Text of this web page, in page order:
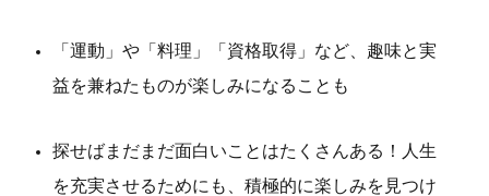
「運動」や「料理」「資格取得」など、趣味と実
益を兼ねたものが楽しみになることも
探せばまだまだ面白いことはたくさんある！人生
を充実させるためにも、積極的に楽しみを見つけ